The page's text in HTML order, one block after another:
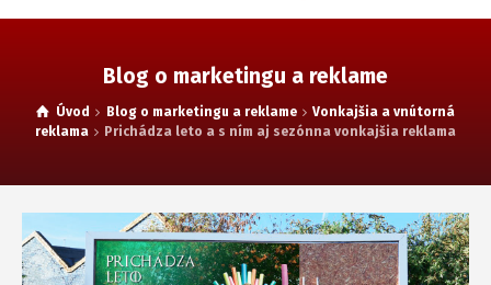
Blog o marketingu a reklame
Úvod Blog o marketingu a reklame
Vonkajšia a vnútorná
reklama
Prichádza leto a s ním aj sezónna vonkajšia reklama